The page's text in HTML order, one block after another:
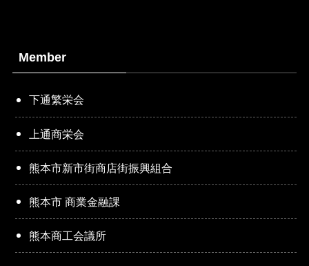
Member
下通繁栄会
上通商栄会
熊本市新市街商店街振興組合
熊本市 商業金融課
熊本商工会議所